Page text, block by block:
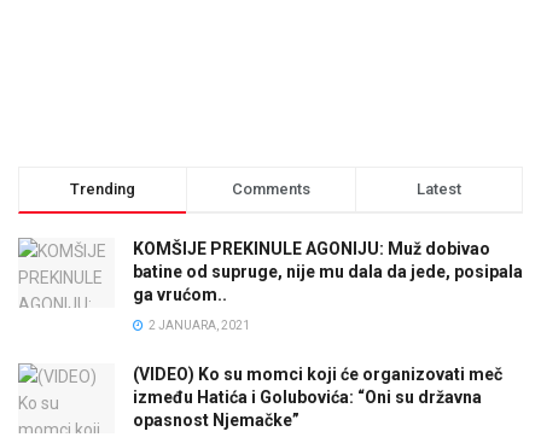
Trending Comments Latest
KOMŠIJE PREKINULE AGONIJU: Muž dobivao
batine od supruge, nije mu dala da jede, posipala
ga vrućom..
2 JANUARA, 2021
(VIDEO) Ko su momci koji će organizovati meč
između Hatića i Golubovića: “Oni su državna
opasnost Njemačke”